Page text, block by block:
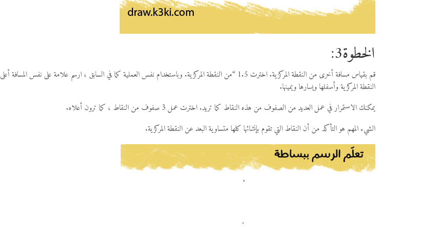
الخطوة3:
قم بقياس مسافة أخرى من النقطة المركزية. اخترت 1.5 “من النقطة المركزية. وباستخدام نفس العملية كما في السابق ، ارسم علامة على نفس المسافة أعلى
النقطة المركزية وأسفلها ويسارها ويمينها.
يمكنك الاستمرار في عمل العديد من الصفوف من هذه النقاط كما تريد. اخترت عمل 3 صفوف من النقاط ، كما ترون أعلاه.
الشيء المهم هو التأكد من أن النقاط التي تقوم بإنشائها كلها متساوية البعد عن النقطة المركزية.